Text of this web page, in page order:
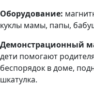
Оборудование:
куклы мамы, папы,
Демонстрационный
дети помогают
беспорядок в доме,
шкатулка.